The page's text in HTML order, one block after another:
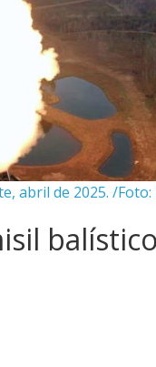
abril de 2025. /Foto: